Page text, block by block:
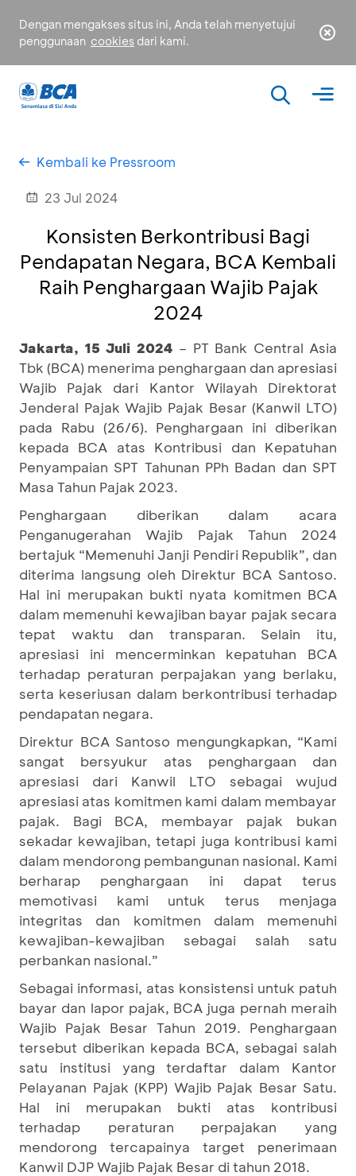
Dengan mengakses situs ini, Anda telah menyetujui
penggunaan cookies dari kami.
Kembali ke Pressroom
23 Jul 2024
Konsisten Berkontribusi Bagi
Pendapatan Negara, BCA Kembali
Raih Penghargaan Wajib Pajak
2024
Jakarta, 15 Juli 2024 – PT Bank Central Asia
Tbk (BCA) menerima penghargaan dan apresiasi
Wajib Pajak dari Kantor Wilayah Direktorat
Jenderal Pajak Wajib Pajak Besar (Kanwil LTO)
pada Rabu (26/6). Penghargaan ini diberikan
kepada BCA atas Kontribusi dan Kepatuhan
Penyampaian SPT Tahunan PPh Badan dan SPT
Masa Tahun Pajak 2023.
Penghargaan diberikan dalam acara
Penganugerahan Wajib Pajak Tahun 2024
bertajuk “Memenuhi Janji Pendiri Republik”, dan
diterima langsung oleh Direktur BCA Santoso.
Hal ini merupakan bukti nyata komitmen BCA
dalam memenuhi kewajiban bayar pajak secara
tepat waktu dan transparan. Selain itu,
apresiasi ini mencerminkan kepatuhan BCA
terhadap peraturan perpajakan yang berlaku,
serta keseriusan dalam berkontribusi terhadap
pendapatan negara.
Direktur BCA Santoso mengungkapkan, “Kami
sangat bersyukur atas penghargaan dan
apresiasi dari Kanwil LTO sebagai wujud
apresiasi atas komitmen kami dalam membayar
pajak. Bagi BCA, membayar pajak bukan
sekadar kewajiban, tetapi juga kontribusi kami
dalam mendorong pembangunan nasional. Kami
berharap penghargaan ini dapat terus
memotivasi kami untuk terus menjaga
integritas dan komitmen dalam memenuhi
kewajiban-kewajiban sebagai salah satu
perbankan nasional.”
Sebagai informasi, atas konsistensi untuk patuh
bayar dan lapor pajak, BCA juga pernah meraih
Wajib Pajak Besar Tahun 2019. Penghargaan
tersebut diberikan kepada BCA, sebagai salah
satu institusi yang terdaftar dalam Kantor
Pelayanan Pajak (KPP) Wajib Pajak Besar Satu.
Hal ini merupakan bukti atas kontribusi
terhadap peraturan perpajakan yang
mendorong tercapainya target penerimaan
Kanwil DJP Wajib Pajak Besar di tahun 2018.